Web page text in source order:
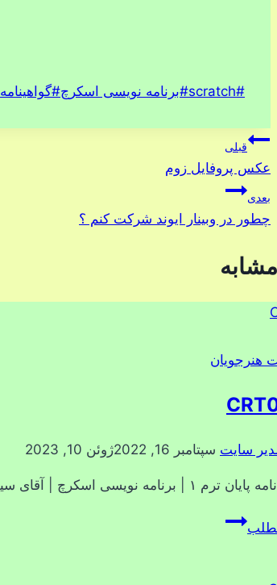
برچسب‌های
#
scratch
#برنامه نویسی اسکرچ#گواهینامه
راهبری
نوشته
قبلی
عکس پروفایل زوم
بعدی
چطور در وبینار ایوند شرکت کنم ؟
هنرجویان
سایت سپتامبر 16, 2022 ژوئن 10, 2023
نویسی اسکرچ | آقای سید محمد امین هراتیان
CRT0001